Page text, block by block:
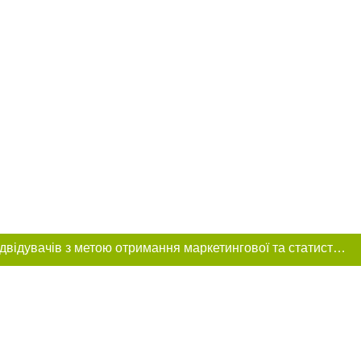
Цей сайт використовує «cookies». Також веб-сайт використовує інтернет-сервіс для збору технічних даних стосовно відвідувачів з метою отримання маркетингової та статистичної інформації. Умови обробки даних відвідувачів сайту див.